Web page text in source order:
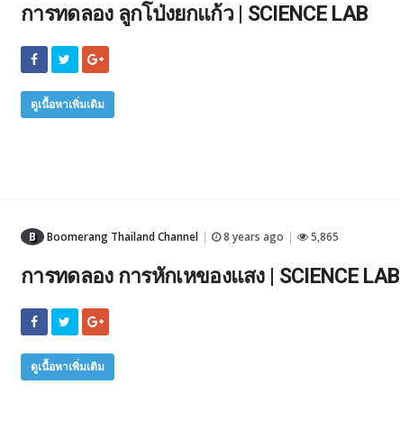
การทดลอง ลูกโป่งยกแก้ว | SCIENCE LAB
ดูเนื้อหาเพิ่มเติม
B Boomerang Thailand Channel 8 years ago 5,865
การทดลอง การหักเหของแสง | SCIENCE LAB
ดูเนื้อหาเพิ่มเติม